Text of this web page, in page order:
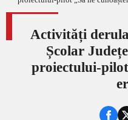
Activități
Școlar
proiectului-pilot